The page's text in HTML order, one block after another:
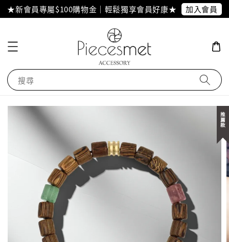
★新會員專屬$100購物金｜輕鬆獨享會員好康★ 加入會員
搜尋
推薦款